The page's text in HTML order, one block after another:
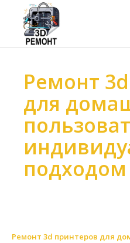
Ремонт
для
подходом
Ремонт 3d принтеров для